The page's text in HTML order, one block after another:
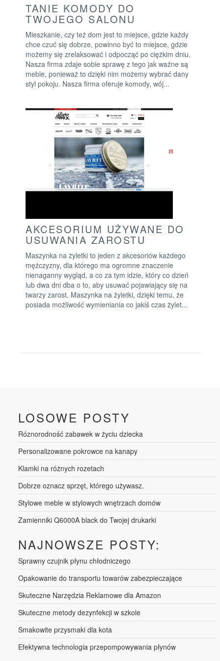
TANIE KOMODY DO
TWOJEGO SALONU
Mieszkanie, czy też dom jest to miejsce, gdzie każdy
chce czuć się dobrze, powinno być to miejsce, gdzie
możemy się zrelaksować i odpocząć po ciężkim dniu.
Nasza firma zdaje sobie sprawę z tego jak ważne są
meble, ponieważ to dzięki nim możemy wybrać dany
styl pokoju. Nasza firma oferuje komody, wój...
AKCESORIUM UŻYWANE DO
USUWANIA ZAROSTU
Maszynka na żyletki to jeden z akcesoriów każdego
mężczyzny, dla którego ma ogromne znaczenie
nienaganny wygląd, a co za tym idzie, który co dzień
lub dwa dni dba o to, aby usuwać pojawiający się na
twarzy zarost. Maszynka na żyletki, dzięki temu, że
posiada możliwość wymieniania co jakiś czas żylet...
LOSOWE POSTY
Róznorodność zabawek w życiu dziecka
Personalizowane pokrowce na kanapy
Klamki na różnych rozetach
Dobrze oznacz sprzęt, którego używasz.
Stylowe meble w stylowych wnętrzach domów
Zamienniki Q6000A black do Twojej drukarki
NAJNOWSZE POSTY:
Sprawny czujnik płynu chłodniczego
Opakowanie do transportu towarów zabezpieczające
Skuteczne Narzędzia Reklamowe dla Amazon
Skuteczne metody dezynfekcji w szkole
Smakowite przysmaki dla kota
Efektywna technologia przepompowywania płynów